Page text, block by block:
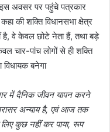
अवसर पर पहुंचे पत्रकार
की शक्ति विधानसभा क्षेत्र
है, वे केवल छोटे नेता हैं, तथा बड़े
चार-पांच लोगों से ही शक्ति
बनेगा
में दैनिक जीवन यापन करने
सरासर अन्याय है, एवं आज तक
कुछ नहीं कर पाया, रूप